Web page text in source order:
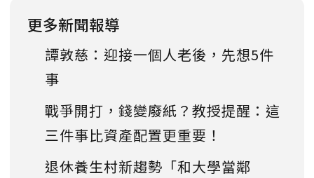
更多新聞報導
譚敦慈：迎接一個人老後，先想5件
事
戰爭開打，錢變廢紙？教授提醒：這
三件事比資產配置更重要！
退休養生村新趨勢「和大學當鄰